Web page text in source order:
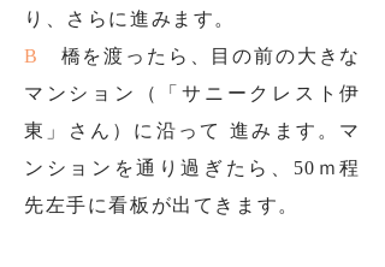
り、さらに進みます。
B
橋を渡ったら、目の前の大きな
マンション（「サニークレスト伊
東」さん）に沿って 進みます。マ
ンションを通り過ぎたら、50ｍ程
先左手に看板が出てきます。